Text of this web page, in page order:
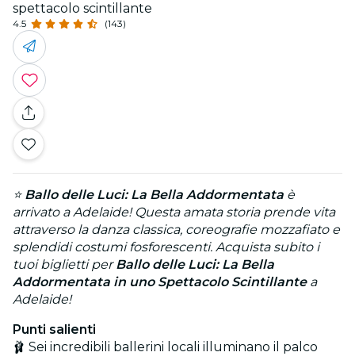
spettacolo scintillante
4.5 (143)
⭐ Ballo delle Luci: La Bella Addormentata è
arrivato a Adelaide! Questa amata storia prende vita
attraverso la danza classica, coreografie mozzafiato e
splendidi costumi fosforescenti. Acquista subito i
tuoi biglietti perBallo delle Luci: La Bella
Addormentata in uno Spettacolo Scintillantea
Adelaide!
Punti salienti
🩰 Sei incredibili ballerini locali illuminano il palco